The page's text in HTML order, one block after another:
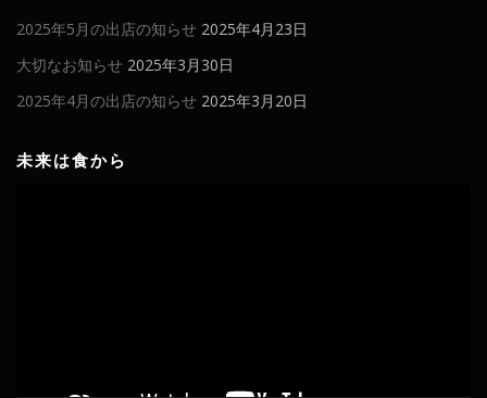
2025年5月の出店の知らせ 2025年4月23日
大切なお知らせ 2025年3月30日
2025年4月の出店の知らせ 2025年3月20日
未来は食から